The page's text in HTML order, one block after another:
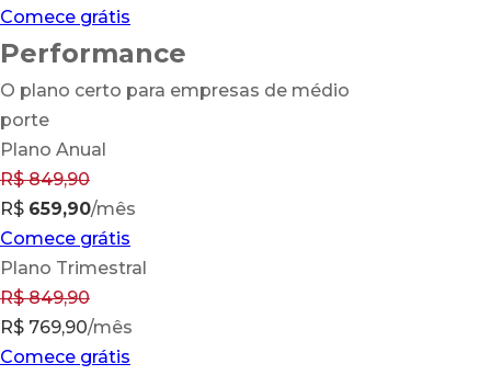
Comece grátis
Performance
O plano certo para empresas de médio
porte
Plano Anual
R$849,90
R$ 659,90/mês
Comece grátis
Plano Trimestral
R$849,90
R$ 769,90/mês
Comece grátis